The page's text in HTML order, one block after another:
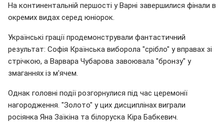
На континентальній першості у Варні завершилися фінали в
окремих видах серед юніорок.
Українські грації продемонстрували фантастичний
результат: Софія Країнська виборола "срібло" у вправах зі
стрічкою, а Варвара Чубарова завоювала "бронзу" у
змаганнях із м'ячем.
Однак головні події розгорнулися під час церемонії
нагородження. "Золото" у цих дисциплінах виграли
росіянка Яна Заїкіна та білоруска Кіра Бабкевич.